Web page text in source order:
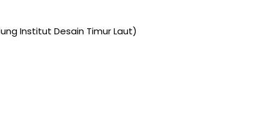
Institut Desain Timur Laut)